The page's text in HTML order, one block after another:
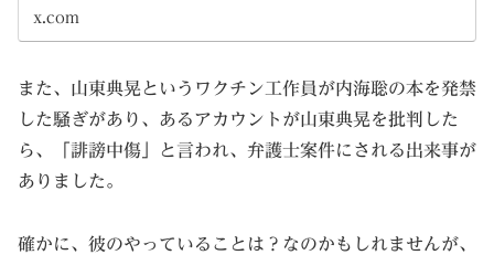
x.com
また、山東典晃というワクチン工作員が内海聡の本を発禁
した騒ぎがあり、あるアカウントが山東典晃を批判した
ら、「誹謗中傷」と言われ、弁護士案件にされる出来事が
ありました。
確かに、彼のやっていることは？なのかもしれませんが、